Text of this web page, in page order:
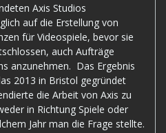
Axis Studios
auf die Erstellung von
für Videospiele, bevor sie
auch Aufträge
anzunehmen. Das Ergebnis
2013 in Bristol gegründet
die Arbeit von Axis zu
in Richtung Spiele oder
Jahr man die Frage stellte.